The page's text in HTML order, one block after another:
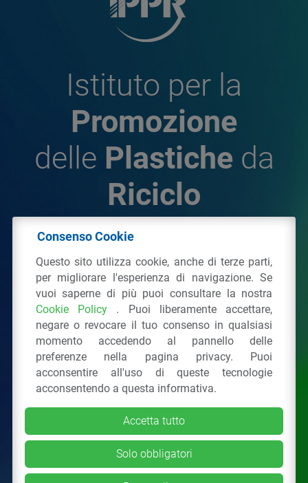
Istituto per la
Promozione
delle Plastiche da
Riciclo
Plastiche da Riciclo
C.F. 97381090154
Via San Vittore 36 20123Milano (MI)
Tel.: 02 43928225.
Tutti i diritti riservati Privacy Policy &Cookie
Consenso Cookie
Questo sito utilizza cookie, anche di terze parti,
per migliorare l'esperienza di navigazione. Se
vuoi saperne di più puoi consultare la nostra
Cookie Policy . Puoi liberamente accettare,
negare o revocare il tuo consenso in qualsiasi
momento accedendo al pannello delle
preferenze nella pagina privacy. Puoi
acconsentire all'uso di queste tecnologie
acconsentendo a questa informativa.
Accetta tutto
Solo obbligatori